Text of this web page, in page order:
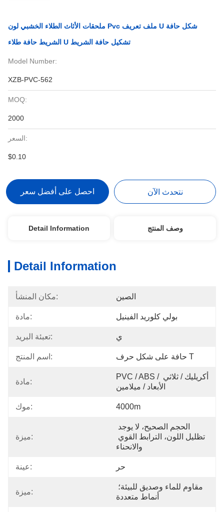
ملحقات الأثاث الطلاء الخشبي لون Pvc ملف تعريف U شكل حافة
الشريط حافة طلاء U تشكيل حافة الشريط
Model Number:
XZB-PVC-562
MOQ:
2000
السعر:
$0.10
احصل على أفضل سعر نتحدث الآن
Detail Information وصف المنتج
Detail Information
مكان المنشأ: الصين
مادة: بولي كلوريد الفينيل
تعبئة البريد: ي
اسم المنتج: حافة على شكل حرف T
مادة:
PVC / ABS / أكريليك / ثلاثي
الأبعاد / ميلامين
موك: 4000m
ميزة:
والانحناء
عينة: حر
ميزة:
أنماط متعددة